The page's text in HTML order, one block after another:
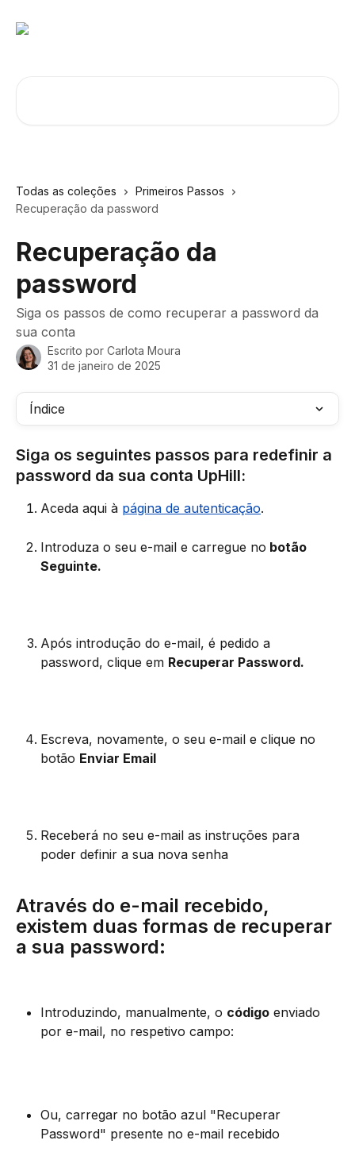
Todas as coleções
Primeiros Passos
Recuperação da password
Recuperação da
password
Siga os passos de como recuperar a password da
sua conta
Escrito por Carlota Moura
31 de janeiro de 2025
Índice
Siga os seguintes passos para redefinir a
password da sua conta UpHill:
Aceda aqui à página de autenticação.
Introduza o seu e-mail e carregue no botão
Seguinte.
Após introdução do e-mail, é pedido a
password, clique em Recuperar Password.
Escreva, novamente, o seu e-mail e clique no
botão Enviar Email
Receberá no seu e-mail as instruções para
poder definir a sua nova senha
Através do e-mail recebido,
existem duas formas de recuperar
a sua password:
Introduzindo, manualmente, o código enviado
por e-mail, no respetivo campo:
Ou, carregar no botão azul "Recuperar
Password" presente no e-mail recebido